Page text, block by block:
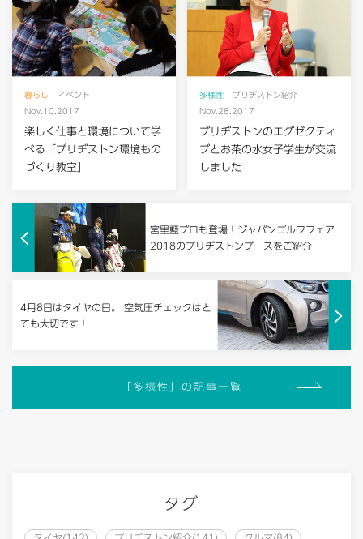
楽しく仕事と環境について学
べる「ブリヂストン環境もの
づくり教室」
暮らし
イベント
Nov.10.2017
ブリヂストンのエグゼクティ
ブとお茶の水女子学生が交流
しました
多様性
ブリヂストン紹介
Nov.28.2017
宮里藍プロも登場！ジャパンゴルフフェア
2018のブリヂストンブースをご紹介
4月8日はタイヤの日。 空気圧チェックはと
ても大切です！
「多様性」の記事一覧
タグ